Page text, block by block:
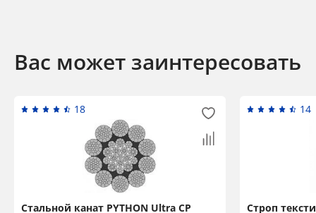
Вас может заинтересовать
18
Стальной канат PYTHON Ultra CP
14
Строп